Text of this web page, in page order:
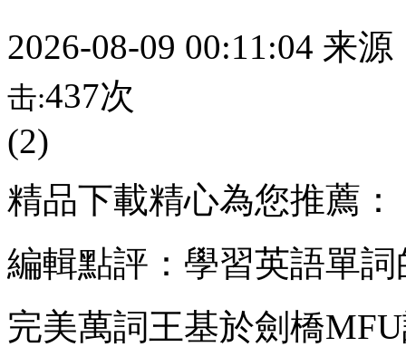
2026-08-09 00:11:04 来源
击:437次
(2)
精品下載精心為您推薦：
編輯點評：學習英語單
完美萬詞王基於劍橋